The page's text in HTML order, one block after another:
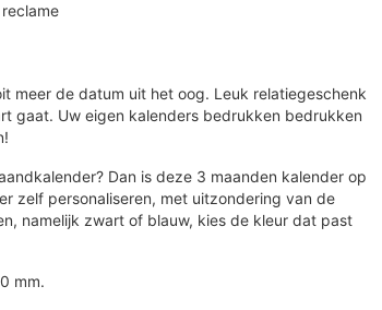
meer de datum uit het oog. Leuk relatiegeschenk
gaat. Uw eigen kalenders bedrukken bedrukken
Dan is deze 3 maanden kalender op
zelf personaliseren, met uitzondering van de
namelijk zwart of blauw, kies de kleur dat past
mm.